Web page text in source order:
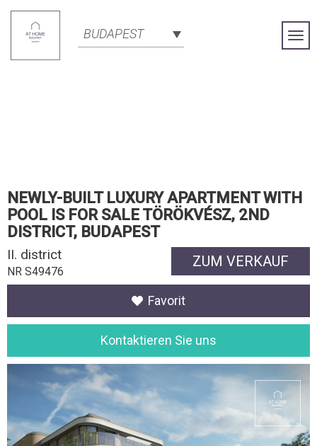
BUDAPEST
NEWLY-BUILT LUXURY APARTMENT WITH
POOL IS FOR SALE TÖRÖKVÉSZ, 2ND
DISTRICT, BUDAPEST
ZUM VERKAUF
II. district
NR S49476
Favorit
Kontaktieren Sie uns